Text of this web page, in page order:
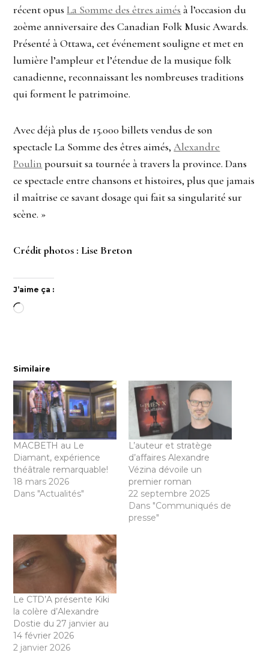
récent opusLa Somme des êtres aimés à l’occasion du
20ème anniversaire des Canadian Folk Music Awards.
Présenté à Ottawa, cet événement souligne et met en
lumière l’ampleur et l’étendue de la musique folk
canadienne, reconnaissant les nombreuses traditions
qui forment le patrimoine.
Avec déjà plus de 15.000 billets vendus de son
spectacle La Somme des êtres aimés,Alexandre
Poulin poursuit sa tournée à travers la province. Dans
ce spectacle entre chansons et histoires, plus que jamais
il maîtrise ce savant dosage qui fait sa singularité sur
scène. »
Crédit photos : Lise Breton
J’aime ça :
Chargement…
Similaire
MACBETH au Le
Diamant, expérience
théâtrale remarquable!
18 mars 2026
Dans "Actualités"
L’auteur et stratège
d’affaires Alexandre
Vézina dévoile un
premier roman
22 septembre 2025
Dans "Communiqués de
presse"
Le CTD’A présente Kiki
la colère d’Alexandre
Dostie du 27 janvier au
14 février 2026
2 janvier 2026